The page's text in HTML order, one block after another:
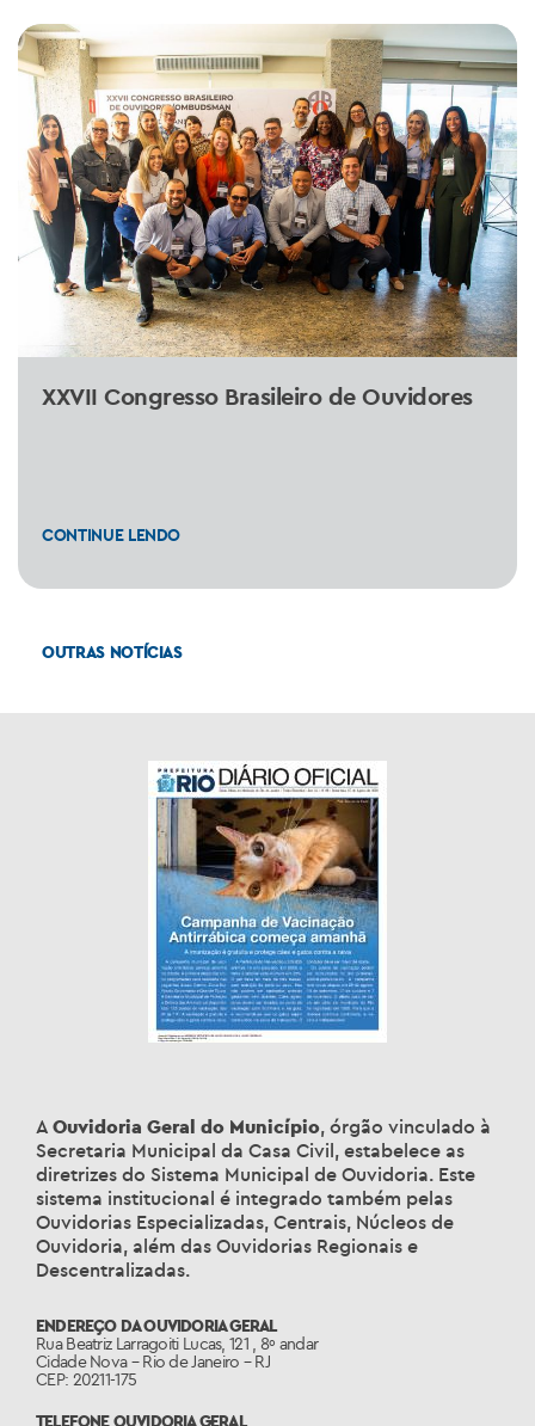
XXVII Congresso Brasileiro de Ouvidores
CONTINUE LENDO
OUTRAS NOTÍCIAS
A Ouvidoria Geral do Município, órgão vinculado à
Secretaria Municipal da Casa Civil, estabelece as
diretrizes do Sistema Municipal de Ouvidoria. Este
sistema institucional é integrado também pelas
Ouvidorias Especializadas, Centrais, Núcleos de
Ouvidoria, além das Ouvidorias Regionais e
Descentralizadas.
ENDEREÇO DA OUVIDORIA GERAL
Rua Beatriz Larragoiti Lucas, 121 , 8º andar
Cidade Nova – Rio de Janeiro – RJ
CEP: 20211-175